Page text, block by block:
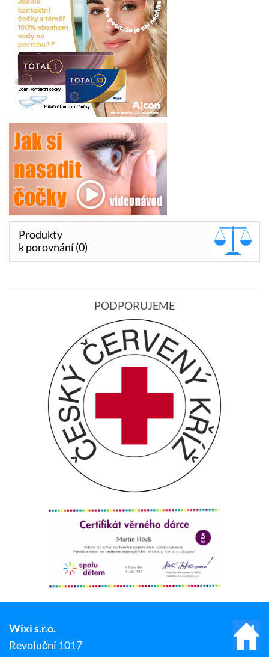
Produkty
k porovnání (0)
PODPORUJEME
Wixi s.r.o.
Revoluční 1017